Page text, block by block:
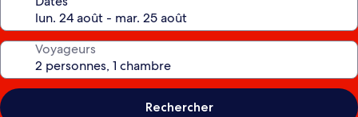
Voyageurs
Rechercher